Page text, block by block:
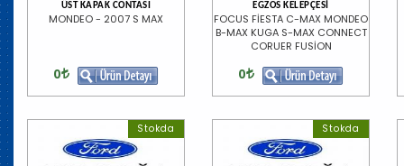
ÜST KAPAK CONTASI
MONDEO - 2007 S MAX
0
EGZOS KELEPÇESİ
FOCUS FİESTA C-MAX MONDEO
B-MAX KUGA S-MAX CONNECT
CORUER FUSİON
0
Stokda Stokda